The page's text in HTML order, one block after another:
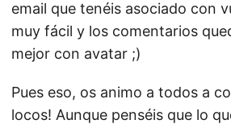
email que tenéis asociado con
muy fácil y los comentarios
mejor con avatar ;)
Pues eso, os animo a todos a
locos! Aunque penséis que lo